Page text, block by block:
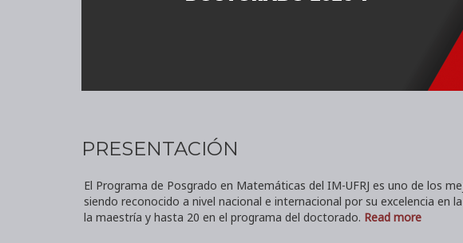
PRESENTACIÓN
El Programa de Posgrado en Matemáticas del IM-UFRJ es uno de los
siendo reconocido a nivel nacional e internacional por su excelencia en
la maestría y hasta 20 en el programa del doctorado. Read more